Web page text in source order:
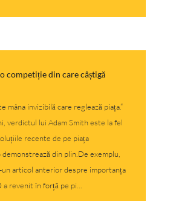
competiție din care câștigă
mâna invizibilă care reglează piața.“
verdictul lui Adam Smith este la fel
recente de pe piața
din plin.De exemplu,
un articol anterior despre importanța
revenit în forță pe pi...